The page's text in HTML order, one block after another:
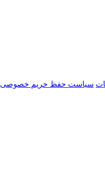
سیاست حفظ حریم خصوصی